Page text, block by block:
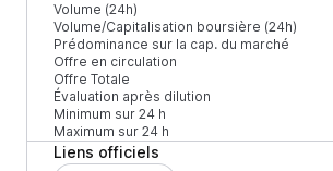
Volume (24h)
Volume/Capitalisation boursière (24h)
Prédominance sur la cap. du marché
Offre en circulation
Offre Totale
Évaluation après dilution
Minimum sur 24 h
Maximum sur 24 h
Liens officiels